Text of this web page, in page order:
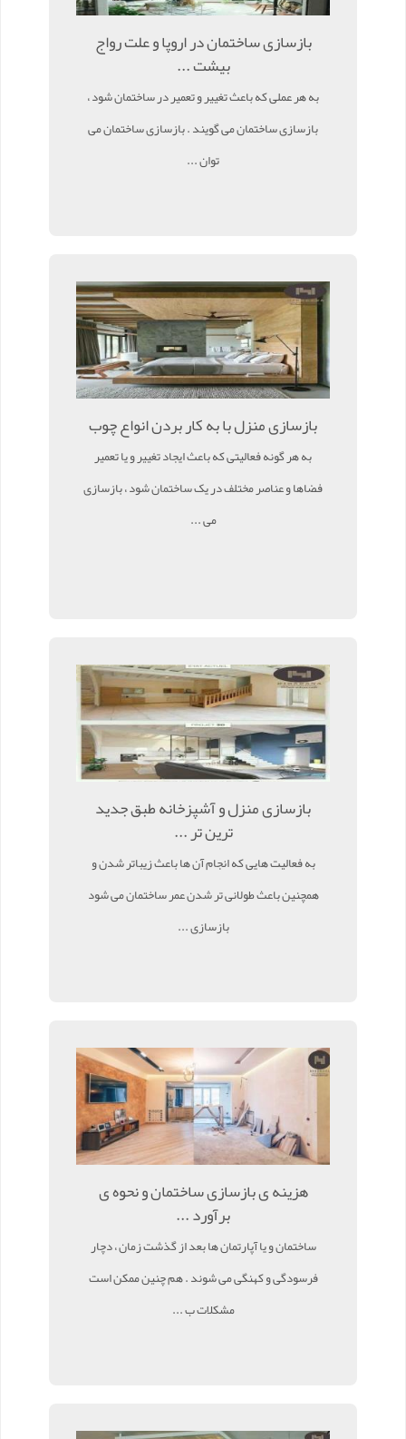
بازسازی ساختمان در اروپا و علت رواج
بیشت ...
به هر عملی که باعث تغییر و تعمیر در ساختمان شود ،
بازسازی ساختمان می گویند . بازسازی ساختمان می
توان ...
بازسازی منزل با به کار بردن انواع چوب
به هر گونه فعالیتی که باعث ایجاد تغییر و یا تعمیر
فضاها و عناصر مختلف در یک ساختمان شود ، بازسازی
می ...
بازسازی منزل و آشپزخانه طبق جدید
ترین تر ...
به فعالیت هایی که انجام آن ها باعث زیباتر شدن و
همچنین باعث طولانی تر شدن عمر ساختمان می شود
بازسازی ...
هزینه ی بازسازی ساختمان و نحوه ی
برآورد ...
ساختمان و یا آپارتمان ها بعد از گذشت زمان ، دچار
فرسودگی و کهنگی می شوند . هم چنین ممکن است
مشکلات ب ...